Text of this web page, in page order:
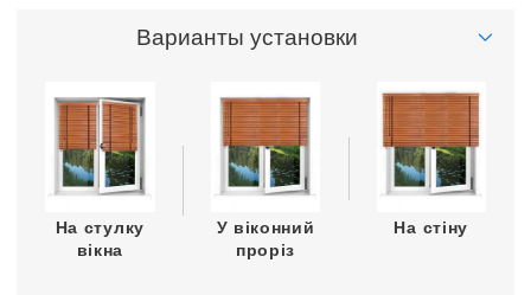
Варианты установки
На стулку
вікна
У віконний
проріз
На стіну